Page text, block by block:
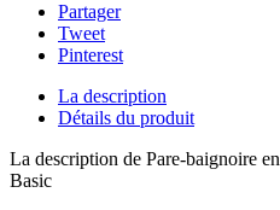
Partager
Tweet
Pinterest
La description
Détails du produit
La description de Pare-baignoire
Basic